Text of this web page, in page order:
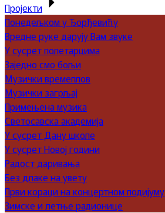
Пројекти
Понедељком у Ђорђевићу
Вредне руке дарују Вам звуке
У сусрет полетарцима
Заједно смо бољи
Музички времеплов
Музички загрљај
Примењена музика
Светосавска академија
У сусрет Дану школе
У сусрет Новој години
Радост даривања
Без длаке на увету
Први кораци на концертном подијуму
Зимске и летње радионице